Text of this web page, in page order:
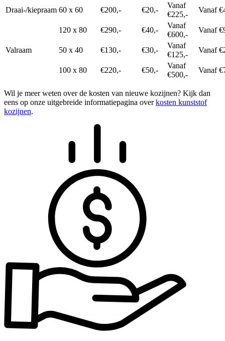
Draai-/kiepraam 60 x 60 €200,- €20,-
Vanaf
€225,-
Vanaf
120 x 80 €290,- €40,-
Vanaf
€600,-
Vanaf
Valraam 50 x 40 €130,- €30,-
Vanaf
€125,-
Vanaf
100 x 80 €220,- €50,-
Vanaf
€500,-
Vanaf
Wil je meer weten over de kosten van nieuwe kozijnen? Kijk dan
eens op onze uitgebreide informatiepagina overkosten kunststof
kozijnen.